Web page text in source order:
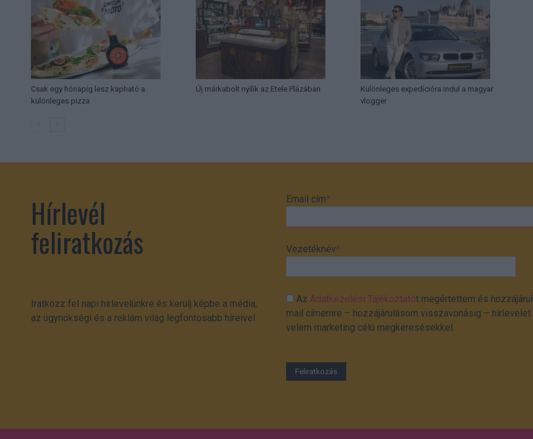
Csak egy hónapig lesz kapható a
különleges pizza
Új márkabolt nyílik az Etele Plázában
Különleges expedícióra indul a magyar
vlogger
Hírlevél
feliratkozás
Iratkozz fel napi hírlevelünkre és kerülj képbe a média,
az ügynökségi és a reklám világ legfontosabb híreivel.
Email cím*
Vezetéknév*
AzAdatkezelési Tájékoztatót megértettem és
mail címemre – hozzájárulásom visszavonásig –
velem marketing célú megkeresésekkel.